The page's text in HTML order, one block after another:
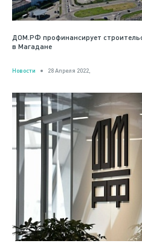
ДОМ.РФ профинансирует
в Магадане
Новости 28 Апреля 2022,